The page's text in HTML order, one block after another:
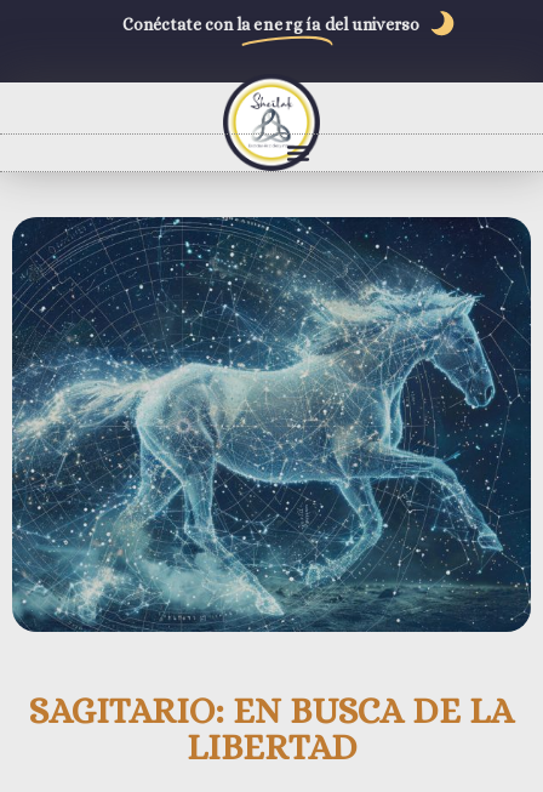
Conéctate con la energía del universo
SAGITARIO: EN BUSCA DE LA
LIBERTAD